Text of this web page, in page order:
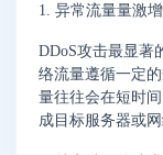
1. 异常流量量激增
DDoS攻击最显著
络流量遵循一定
量往往会在短时
成目标服务器或网